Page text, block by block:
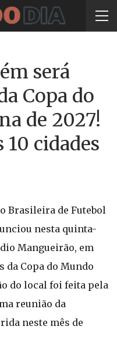
será
Copa do
de 2027!
cidades
Brasileira de Futebol
nesta quinta-
Mangueirão, em
da Copa do Mundo
do local foi feita pela
reunião da
neste mês de